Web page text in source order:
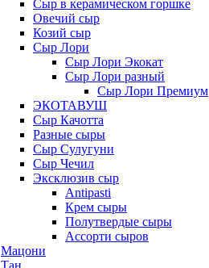
Сыр в керамическом горшке
Овечий сыр
Козий сыр
Сыр Лори
Сыр Лори Экокат
Сыр Лори разный
Сыр Лори Премиум
ЭКОТАВУШ
Сыр Качотта
Разные сыры
Сыр Сулугуни
Сыр Чечил
Эксклюзив сыр
Antipasti
Крем сыры
Полутвердые сыры
Ассорти сыров
Мацони
Тан